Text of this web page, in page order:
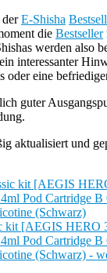
derE-Shisha
die Bestseller
werden also
interessanter
oder eine
guter
aktualisiert und
kit [AEGIS HERO
Pod Cartridge
(Schwarz) -